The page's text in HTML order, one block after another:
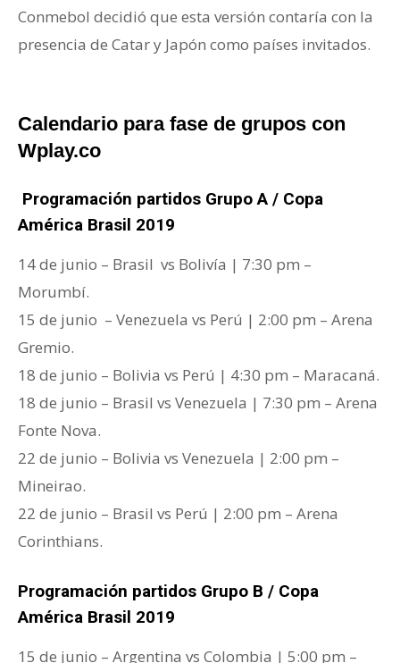
Conmebol decidió que esta versión contaría con la
presencia de Catar y Japón como países invitados.
Calendario para fase de grupos con
Wplay.co
Programación partidos Grupo A / Copa
América Brasil 2019
14 de junio – Brasil vs Bolivía | 7:30 pm –
Morumbí.
15 de junio – Venezuela vs Perú | 2:00 pm – Arena
Gremio.
18 de junio – Bolivia vs Perú | 4:30 pm – Maracaná.
18 de junio – Brasil vs Venezuela | 7:30 pm – Arena
Fonte Nova.
22 de junio – Bolivia vs Venezuela | 2:00 pm –
Mineirao.
22 de junio – Brasil vs Perú | 2:00 pm – Arena
Corinthians.
Programación partidos Grupo B / Copa
América Brasil 2019
15 de junio – Argentina vs Colombia | 5:00 pm –